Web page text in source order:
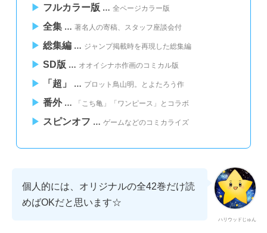
フルカラー版 … 全ページカラー版
全集… 著名人の寄稿、スタッフ座談会付
総集編… ジャンプ掲載時を再現した総集編
SD版 … オオイシナホ作画のコミカル版
「超」 … プロット鳥山明。とよたろう作
番外… 「こち亀」「ワンピース」とコラボ
スピンオフ … ゲームなどのコミカライズ
ハリウッドじゅん
個人的には、オリジナルの全42巻だけ読
めばOKだと思います☆